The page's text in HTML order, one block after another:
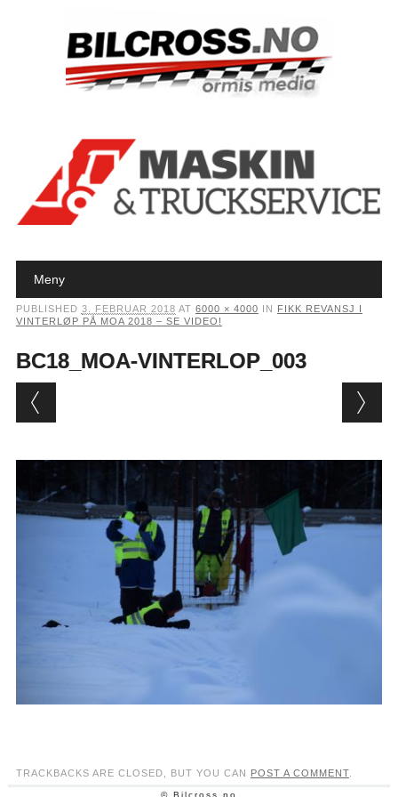
Main menu
Meny
PUBLISHED 3. FEBRUAR 2018 AT 6000 × 4000 IN
FIKK REVANSJ I
VINTERLØP PÅ MOA 2018 – SE VIDEO!
BC18_MOA-VINTERLOP_003
TRACKBACKS ARE CLOSED, BUT YOU CAN POST A COMMENT.
© Bilcross.no